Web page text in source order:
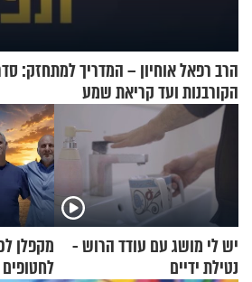
הרב רפאל אוחיון – המדריך למתחזק:
הקורבנות ועד קריאת שמע
יש לי מושג עם עודד הרוש -
נטילת ידיים
מקפלן